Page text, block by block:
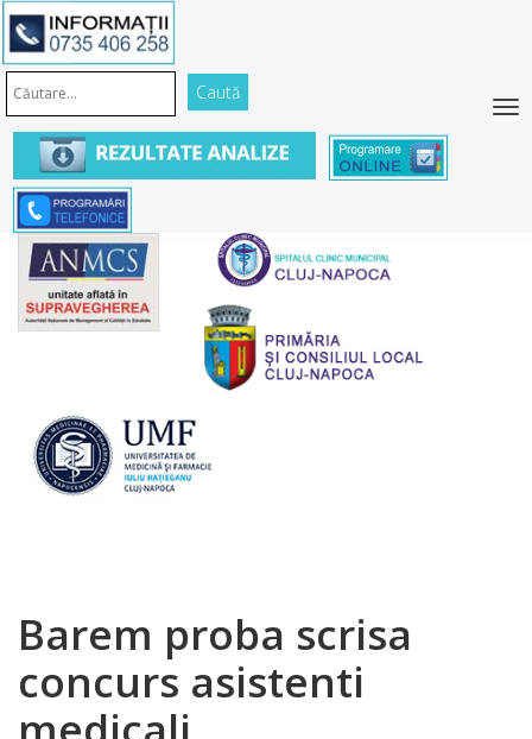
Barem proba scrisa
concurs asistenti